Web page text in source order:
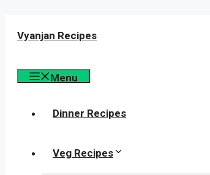
content
Vyanjan Recipes
Menu
Dinner Recipes
Veg Recipes